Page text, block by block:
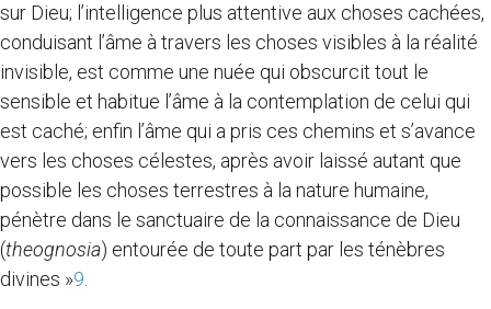
sur Dieu; l’intelligence plus attentive aux choses cachées,
conduisant l’âme à travers les choses visibles à la réalité
invisible, est comme une nuée qui obscurcit tout le
sensible et habitue l’âme à la contemplation de celui qui
est caché; enfin l’âme qui a pris ces chemins et s’avance
vers les choses célestes, après avoir laissé autant que
possible les choses terrestres à la nature humaine,
pénètre dans le sanctuaire de la connaissance de Dieu
(theognosia) entourée de toute part par les ténèbres
divines »9